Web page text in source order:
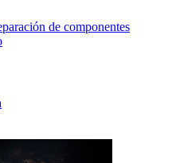
de componentes